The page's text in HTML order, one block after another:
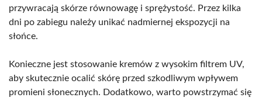
przywracają skórze równowagę i sprężystość. Przez kilka
dni po zabiegu należy unikać nadmiernej ekspozycji na
słońce.
Konieczne jest stosowanie kremów z wysokim filtrem UV,
aby skutecznie ocalić skórę przed szkodliwym wpływem
promieni słonecznych. Dodatkowo, warto powstrzymać się